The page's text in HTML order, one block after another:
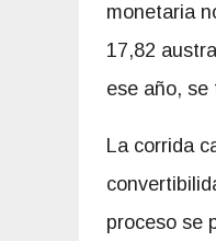
monetaria
17,82
ese año, se
La corrida
proceso se